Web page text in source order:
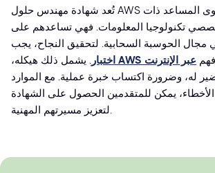
تُعد شهادة مهندس حلول AWS المعتمد - المستوى المساعد ذات
تكنولوجيا المعلومات. فهي تساعدهم على
مجال الحوسبة السحابية. لتحقيق النجاح، يجب
اختبار AWS عبر الإنترنت
. يشمل ذلك هيكله،
له، وضرورة اكتساب خبرة عملية. مع الموارد
يمكن للمتقدمين الحصول على الشهادة
لتعزيز مسيرتهم المهنية.